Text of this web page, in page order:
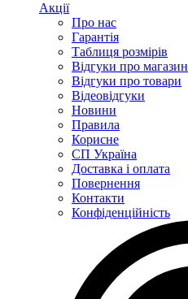
Акції
Про нас
Гарантія
Таблиця розмірів
Відгуки про магазин
Відгуки про товари
Відеовідгуки
Новини
Правила
Корисне
СП Україна
Доставка і оплата
Повернення
Контакти
Конфіденційність